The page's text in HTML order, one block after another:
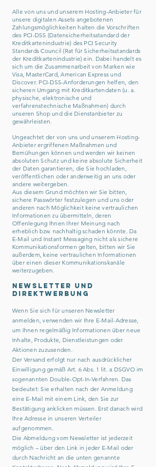
Alle von uns und unserem Hosting-Anbieter für
unsere digitalen Assets angebotenen
Zahlungsmöglichkeiten halten die Vorschriften
des PCI-DSS (Datensicherheitsstandard der
Kreditkartenindustrie) des PCI Security
Standards Council (Rat für Sicherheitsstandards
der Kreditkartenindustrie) ein. Dabei handelt es
sich um die Zusammenarbeit von Marken wie
Visa, MasterCard, American Express und
Discover. PCI-DSS-Anforderungen helfen, den
sicheren Umgang mit Kreditkartendaten (u. a.
physische, elektronische und
verfahrenstechnische Maßnahmen) durch
unseren Shop und die Dienstanbieter zu
gewährleisten.
Ungeachtet der von uns und unserem Hosting-
Anbieter ergriffenen Maßnahmen und
Bemühungen können und werden wir keinen
absoluten Schutz und keine absolute Sicherheit
der Daten garantieren, die Sie hochladen,
veröffentlichen oder anderweitig an uns oder
andere weitergeben.
Aus diesem Grund möchten wir Sie bitten,
sichere Passwörter festzulegen und uns oder
anderen nach Möglichkeit keine vertraulichen
Informationen zu übermitteln, deren
Offenlegung Ihnen Ihrer Meinung nach
erheblich bzw. nachhaltig schaden könnte. Da
E-Mail und Instant Messaging nicht als sichere
Kommunikationsformen gelten, bitten wir Sie
außerdem, keine vertraulichen Informationen
über einen dieser Kommunikationskanäle
weiterzugeben.
Newsletter und
Direktwerbung
Wenn Sie sich für unseren Newsletter
anmelden, verwenden wir Ihre E-Mail-Adresse,
um Ihnen regelmäßig Informationen über neue
Inhalte, Produkte, Dienstleistungen oder
Aktionen zuzusenden.
Der Versand erfolgt nur nach ausdrücklicher
Einwilligung gemäß Art. 6 Abs. 1 lit. a DSGVO im
sogenannten Double-Opt-In-Verfahren. Das
bedeutet: Sie erhalten nach der Anmeldung
eine E-Mail mit einem Link, den Sie zur
Bestätigung anklicken müssen. Erst danach wird
Ihre Adresse in unseren Verteiler
aufgenommen.
Die Abmeldung vom Newsletter ist jederzeit
möglich – über den Link in jeder E-Mail oder
durch Nachricht an die unten genannte